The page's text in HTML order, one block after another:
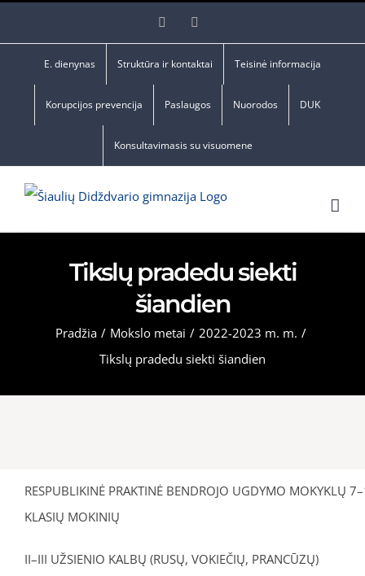
Facebook
E. dienynas Struktūra ir kontaktai Teisinė informacija
Korupcijos prevencija Paslaugos Nuorodos DUK
Konsultavimasis su visuomene
Tikslų pradedu siekti
šiandien
Pradžia / Mokslo metai / 2022-2023 m. m. /
Tikslų pradedu siekti šiandien
RESPUBLIKINĖ PRAKTINĖ BENDROJO UGDYMO MOKYKLŲ
KLASIŲ MOKINIŲ
II–III UŽSIENIO KALBŲ (RUSŲ, VOKIEČIŲ, PRANCŪZŲ)